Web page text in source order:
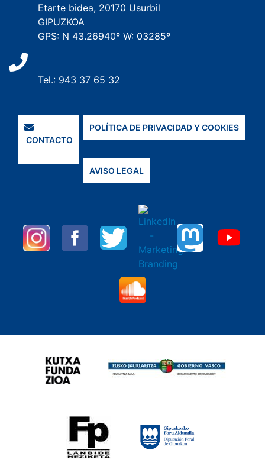
Etarte bidea, 20170 Usurbil
GIPUZKOA
GPS: N 43.26940º W: 03285º
Tel.: 943 37 65 32
CONTACTO
POLÍTICA DE PRIVACIDAD Y COOKIES
AVISO LEGAL